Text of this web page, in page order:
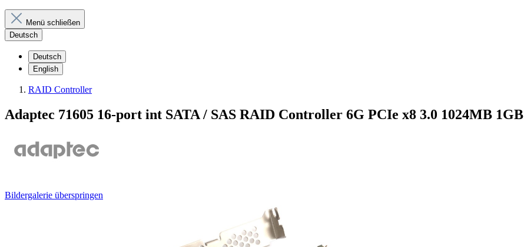
Menü schließen
Deutsch
Deutsch
English
RAID Controller
Adaptec 71605 16-port int SATA / SAS RAID Controller 6G PCIe x8 3.0 1024MB 1GB
Bildergalerie überspringen